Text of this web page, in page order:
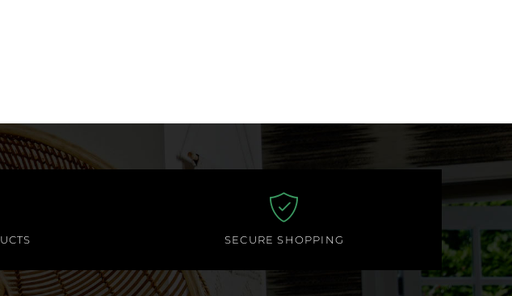
SECURE SHOPPING